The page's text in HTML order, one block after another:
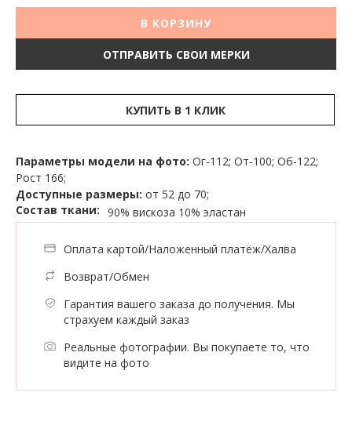
В КОРЗИНУ
ОТПРАВИТЬ СВОИ МЕРКИ
КУПИТЬ В 1 КЛИК
Параметры модели на фото: Ог-112; От-100; Об-122;
Рост 166;
Доступные размеры: от 52 до 70;
Состав ткани: 90% вискоза 10% эластан
Оплата картой/Наложенный платёж/Халва
Возврат/Обмен
Гарантия вашего заказа до получения. Мы
страхуем каждый заказ
Реальные фотографии. Вы покупаете то, что
видите на фото